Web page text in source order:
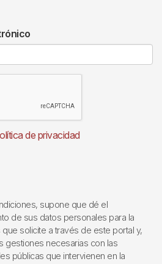
de privacidad
supone que dé el
de sus datos personales para la
solicite a través de este portal y,
gestiones necesarias con las
públicas que intervienen en la